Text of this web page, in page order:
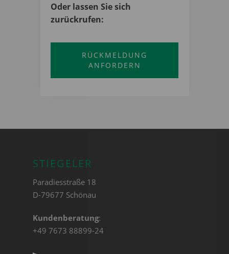
Oder lassen Sie sich
zurückrufen:
RÜCKMELDUNG
ANFORDERN
STIEGELER
Paradiesstraße 18
D-79677 Schönau
Kundenberatung:
+49 7673 88899-24